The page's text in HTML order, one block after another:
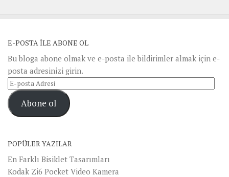
E-POSTA ILE ABONE OL
Bu bloga abone olmak ve e-posta ile bildirimler almak için e-
posta adresinizi girin.
E-
posta
AdresiAbone ol
POPÜLER YAZILAR
En Farklı Bisiklet Tasarımları
Kodak Zi6 Pocket Video Kamera